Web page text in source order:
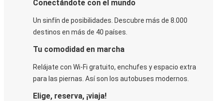
Conectándote con el mundo
Un sinfín de posibilidades. Descubre más de 8.000
destinos en más de 40 países.
Tu comodidad en marcha
Relájate con Wi-Fi gratuito, enchufes y espacio extra
para las piernas. Así son los autobuses modernos.
Elige, reserva, ¡viaja!